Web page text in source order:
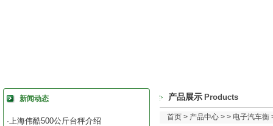
新闻动态
·上海伟酷500公斤台秤介绍
产品展示 Products
首页 > 产品中心 > > 电子汽车衡